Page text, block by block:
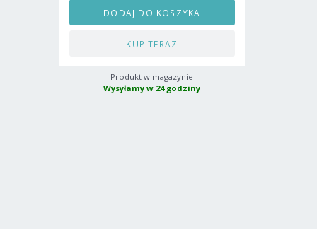
DODAJ DO KOSZYKA
KUP TERAZ
Produkt w magazynie
Wysyłamy w 24 godziny